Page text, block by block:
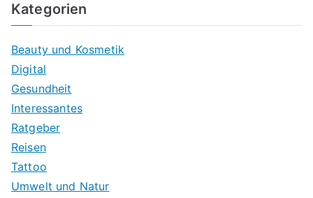
Kategorien
Beauty und Kosmetik
Digital
Gesundheit
Interessantes
Ratgeber
Reisen
Tattoo
Umwelt und Natur